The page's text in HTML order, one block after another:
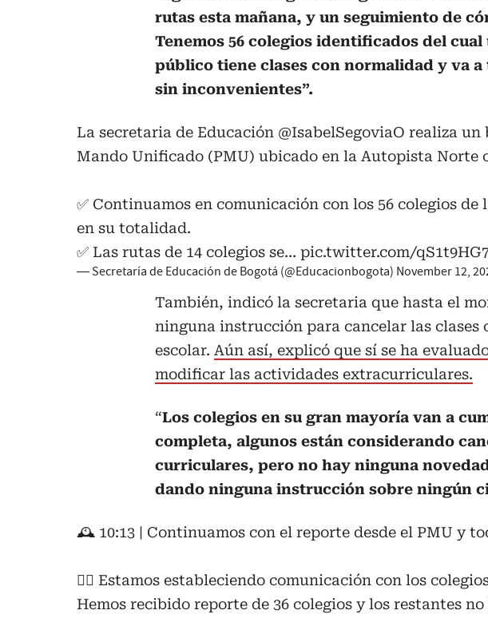
rutas esta mañana, y un seguimiento de
Tenemos 56 colegios identificados del
público tiene clases con normalidad y va
sin inconvenientes”.
La secretaria de Educación @IsabelSegoviaO realiza un
Mando Unificado (PMU) ubicado en la Autopista Norte
✅ Continuamos en comunicación con los 56 colegios de
en su totalidad.
✅ Las rutas de 14 colegios se… pic.twitter.com/
— Secretaría de Educación de Bogotá (@Educacionbogota) November 12,
También, indicó la secretaria que hasta el
ninguna instrucción para cancelar las clases
escolar. Aún así, explicó que sí se ha
modificar las actividades extracurriculares.
“Los colegios en su gran mayoría van a
completa, algunos están considerando
curriculares, pero no hay ninguna
dando ninguna instrucción sobre ningún
🕰️ 10:13 | Continuamos con el reporte desde el PMU y
👉🏼 Estamos estableciendo comunicación con los
Hemos recibido reporte de 36 colegios y los restantes